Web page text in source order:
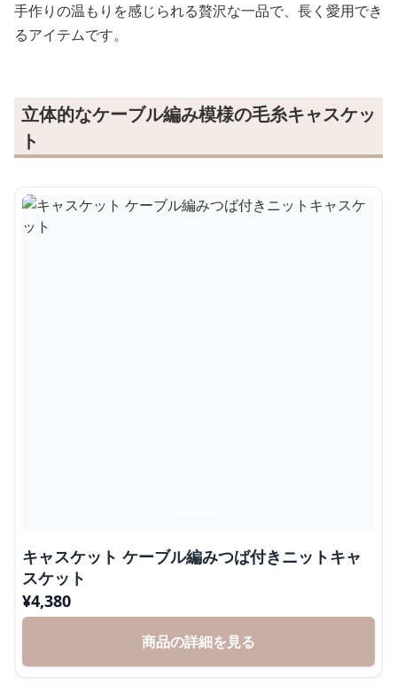
手作りの温もりを感じられる贅沢な一品で、長く愛用でき
るアイテムです。
立体的なケーブル編み模様の毛糸キャスケッ
ト
キャスケット ケーブル編みつば付きニットキャ
スケット
¥4,380
商品の詳細を見る